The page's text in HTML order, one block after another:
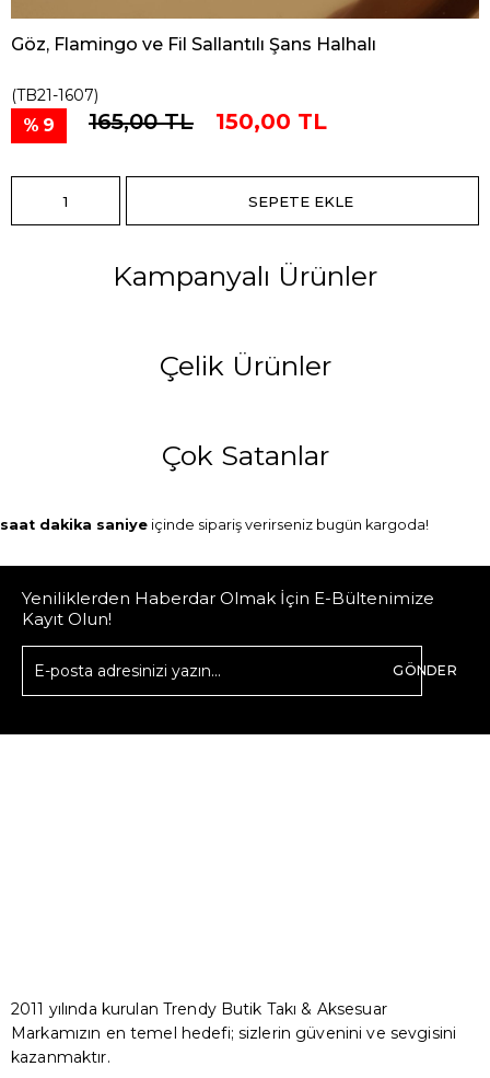
Göz, Flamingo ve Fil Sallantılı Şans Halhalı
(TB21-1607)
9 165,00 TL 150,00 TL
Kampanyalı Ürünler
Çelik Ürünler
Çok Satanlar
saat dakika saniye içinde sipariş verirseniz bugün kargoda!
Yeniliklerden Haberdar Olmak İçin E-Bültenimize
Kayıt Olun!
GÖNDER
2011 yılında kurulan Trendy Butik Takı & Aksesuar
Markamızın en temel hedefi; sizlerin güvenini ve sevgisini
kazanmaktır.